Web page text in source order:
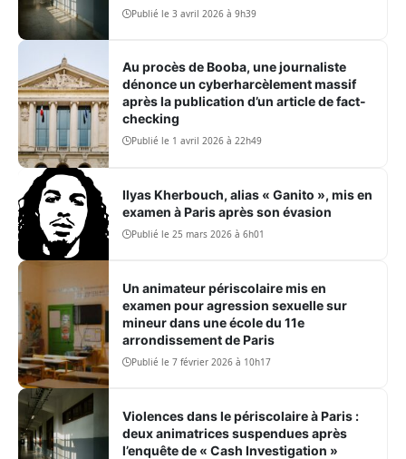
Publié le 3 avril 2026 à 9h39
Au procès de Booba, une journaliste
dénonce un cyberharcèlement massif
après la publication d’un article de fact-
checking
Publié le 1 avril 2026 à 22h49
Ilyas Kherbouch, alias « Ganito », mis en
examen à Paris après son évasion
Publié le 25 mars 2026 à 6h01
Un animateur périscolaire mis en
examen pour agression sexuelle sur
mineur dans une école du 11e
arrondissement de Paris
Publié le 7 février 2026 à 10h17
Violences dans le périscolaire à Paris :
deux animatrices suspendues après
l’enquête de « Cash Investigation »